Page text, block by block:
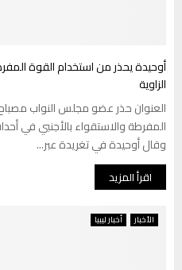
أوحيدة يحذر من استخدام القوة
الزاوية
العنوان حذر عضو مجلس النواب
المفرطة والاستقواء بالأجنبي في
وقال أوحيدة في تغريدة عبر...
اقرأ المزيد
الأخبار أخبار ليبيا